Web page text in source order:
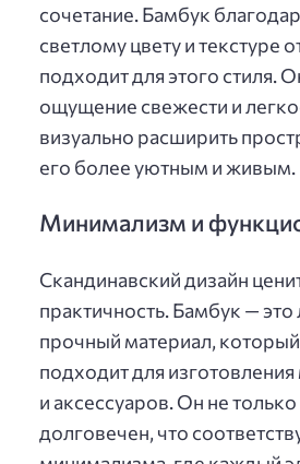
сочетание. Бамбук
светлому цвету и текстуре
подходит для этого стиля.
ощущение свежести и
визуально расширить
его более уютным и живым.
Минимализм и
Скандинавский дизайн
практичность. Бамбук — это
прочный материал,
подходит для
и аксессуаров. Он не
долговечен, что